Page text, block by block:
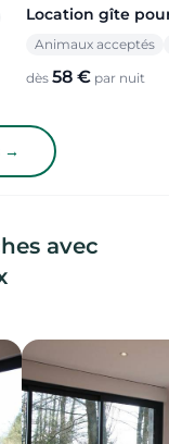
Location gîte
Animaux acceptés
dès 58 € par nuit
→
avec